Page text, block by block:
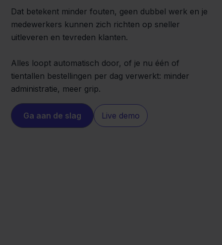
Dat betekent minder fouten, geen dubbel werk en je
medewerkers kunnen zich richten op sneller
uitleveren en tevreden klanten.
Alles loopt automatisch door, of je nu één of
tientallen bestellingen per dag verwerkt: minder
administratie, meer grip.
Ga aan de slag Live demo